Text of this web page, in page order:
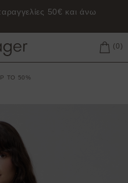
50€ και άνω
TO 50%